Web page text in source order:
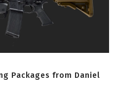
Packages from Daniel